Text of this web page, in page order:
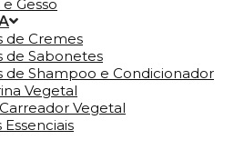
e Gesso
de Cremes
de Sabonetes
de Shampoo e Condicionador
Vegetal
Vegetal
Essenciais